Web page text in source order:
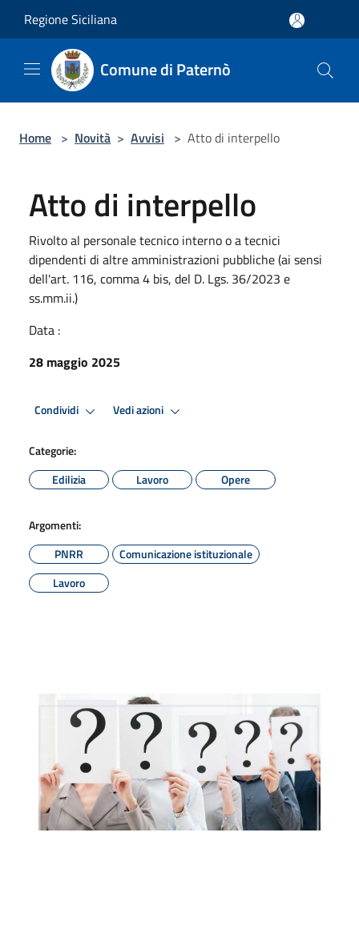
Regione Siciliana
Comune di Paternò
Home > Novità > Avvisi > Atto di interpello
Atto di interpello
Rivolto al personale tecnico interno o a tecnici
dipendenti di altre amministrazioni pubbliche (ai sensi
dell'art. 116, comma 4 bis, del D. Lgs. 36/2023 e
ss.mm.ii.)
Data :
28 maggio 2025
Condividi Vedi azioni
Categorie:
Edilizia
Lavoro Opere
Argomenti:
PNRR
Comunicazione istituzionale
Lavoro